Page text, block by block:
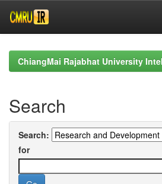
navigationChiangMai Rajabhat University
Search
Search:
for